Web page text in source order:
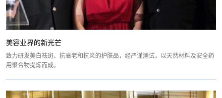
美容业界的新光芒
致力研发美白祛斑、抗衰老和抗炎的护肤品，经严谨测试，以天然材料及安全药
用聚合物提炼而成。